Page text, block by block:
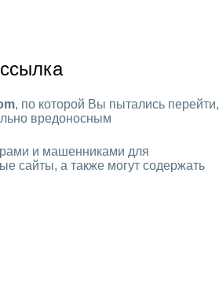
, по которой Вы пытались перейти,
вредоносным
и машенниками для
сайты, а также могут содержать